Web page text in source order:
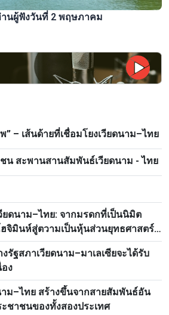
นผู้ฟังวันที่ 2 พฤษภาคม
” – เส้นด้ายที่เชื่อมโยงเวียดนาม–ไทย
น สะพานสานสัมพันธ์เวียดนาม - ไทย
ดนาม–ไทย: จากมรดกที่เป็นนิมิต
จิมินห์สู่ตวามเป็นหุ้นส่วนยุทธศาสตร์
รัฐสภาเวียดนาม–มาเลเซียจะได้รับ
ง
ม–ไทย สร้างขึ้นจากสายสัมพันธ์อัน
ชาชนของทั้งสองประเทศ